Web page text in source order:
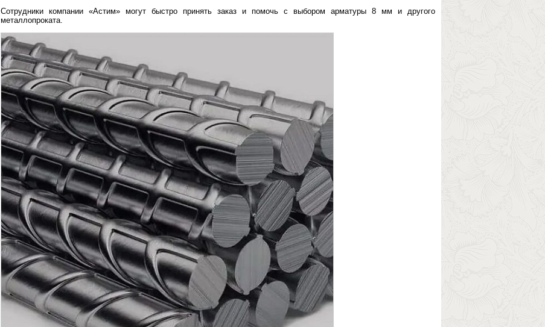
Сотрудники компании «Астим» могут быстро принять заказ и помочь с выбором арматуры 8 мм и другого
металлопроката.